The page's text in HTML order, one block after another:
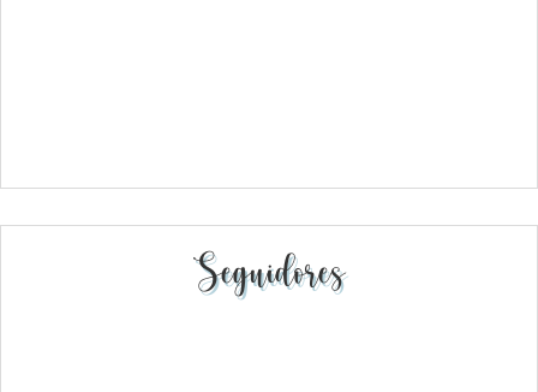
Seguidores